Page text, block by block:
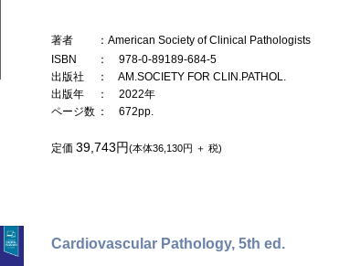
著者
：American Society of Clinical Pathologists
ISBN
： 978-0-89189-684-5
出版社
： AM.SOCIETY FOR CLIN.PATHOL.
出版年
： 2022年
ページ数 ： 672pp.
定価 39,743円(本体36,130円 ＋ 税)
Cardiovascular Pathology, 5th ed.